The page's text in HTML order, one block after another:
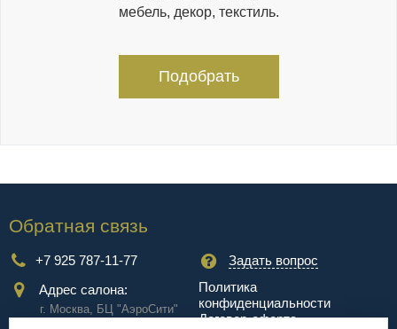
мебель, декор, текстиль.
Подобрать
Обратная связь
+7 925 787-11-77
Задать вопрос
Адрес салона:
г. Москва, БЦ "АэроCити"
Куркинское ш., стр.2, 17
Политика
конфиденциальности
Договор-оферта